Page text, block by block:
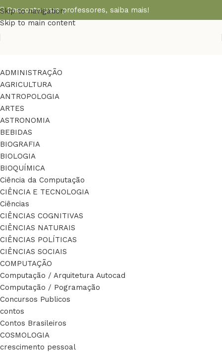
Skip to navigation
Skip to main content
Desconto para professores, saiba mais!
ADMINISTRAÇÃO
AGRICULTURA
ANTROPOLOGIA
ARTES
ASTRONOMIA
BEBIDAS
BIOGRAFIA
BIOLOGIA
BIOQUÍMICA
Ciência da Computação
CIÊNCIA E TECNOLOGIA
Ciências
CIÊNCIAS COGNITIVAS
CIÊNCIAS NATURAIS
CIÊNCIAS POLÍTICAS
CIÊNCIAS SOCIAIS
COMPUTAÇÃO
Computação / Arquitetura Autocad
Computação / Pogramação
Concursos Publicos
contos
Contos Brasileiros
COSMOLOGIA
crescimento pessoal